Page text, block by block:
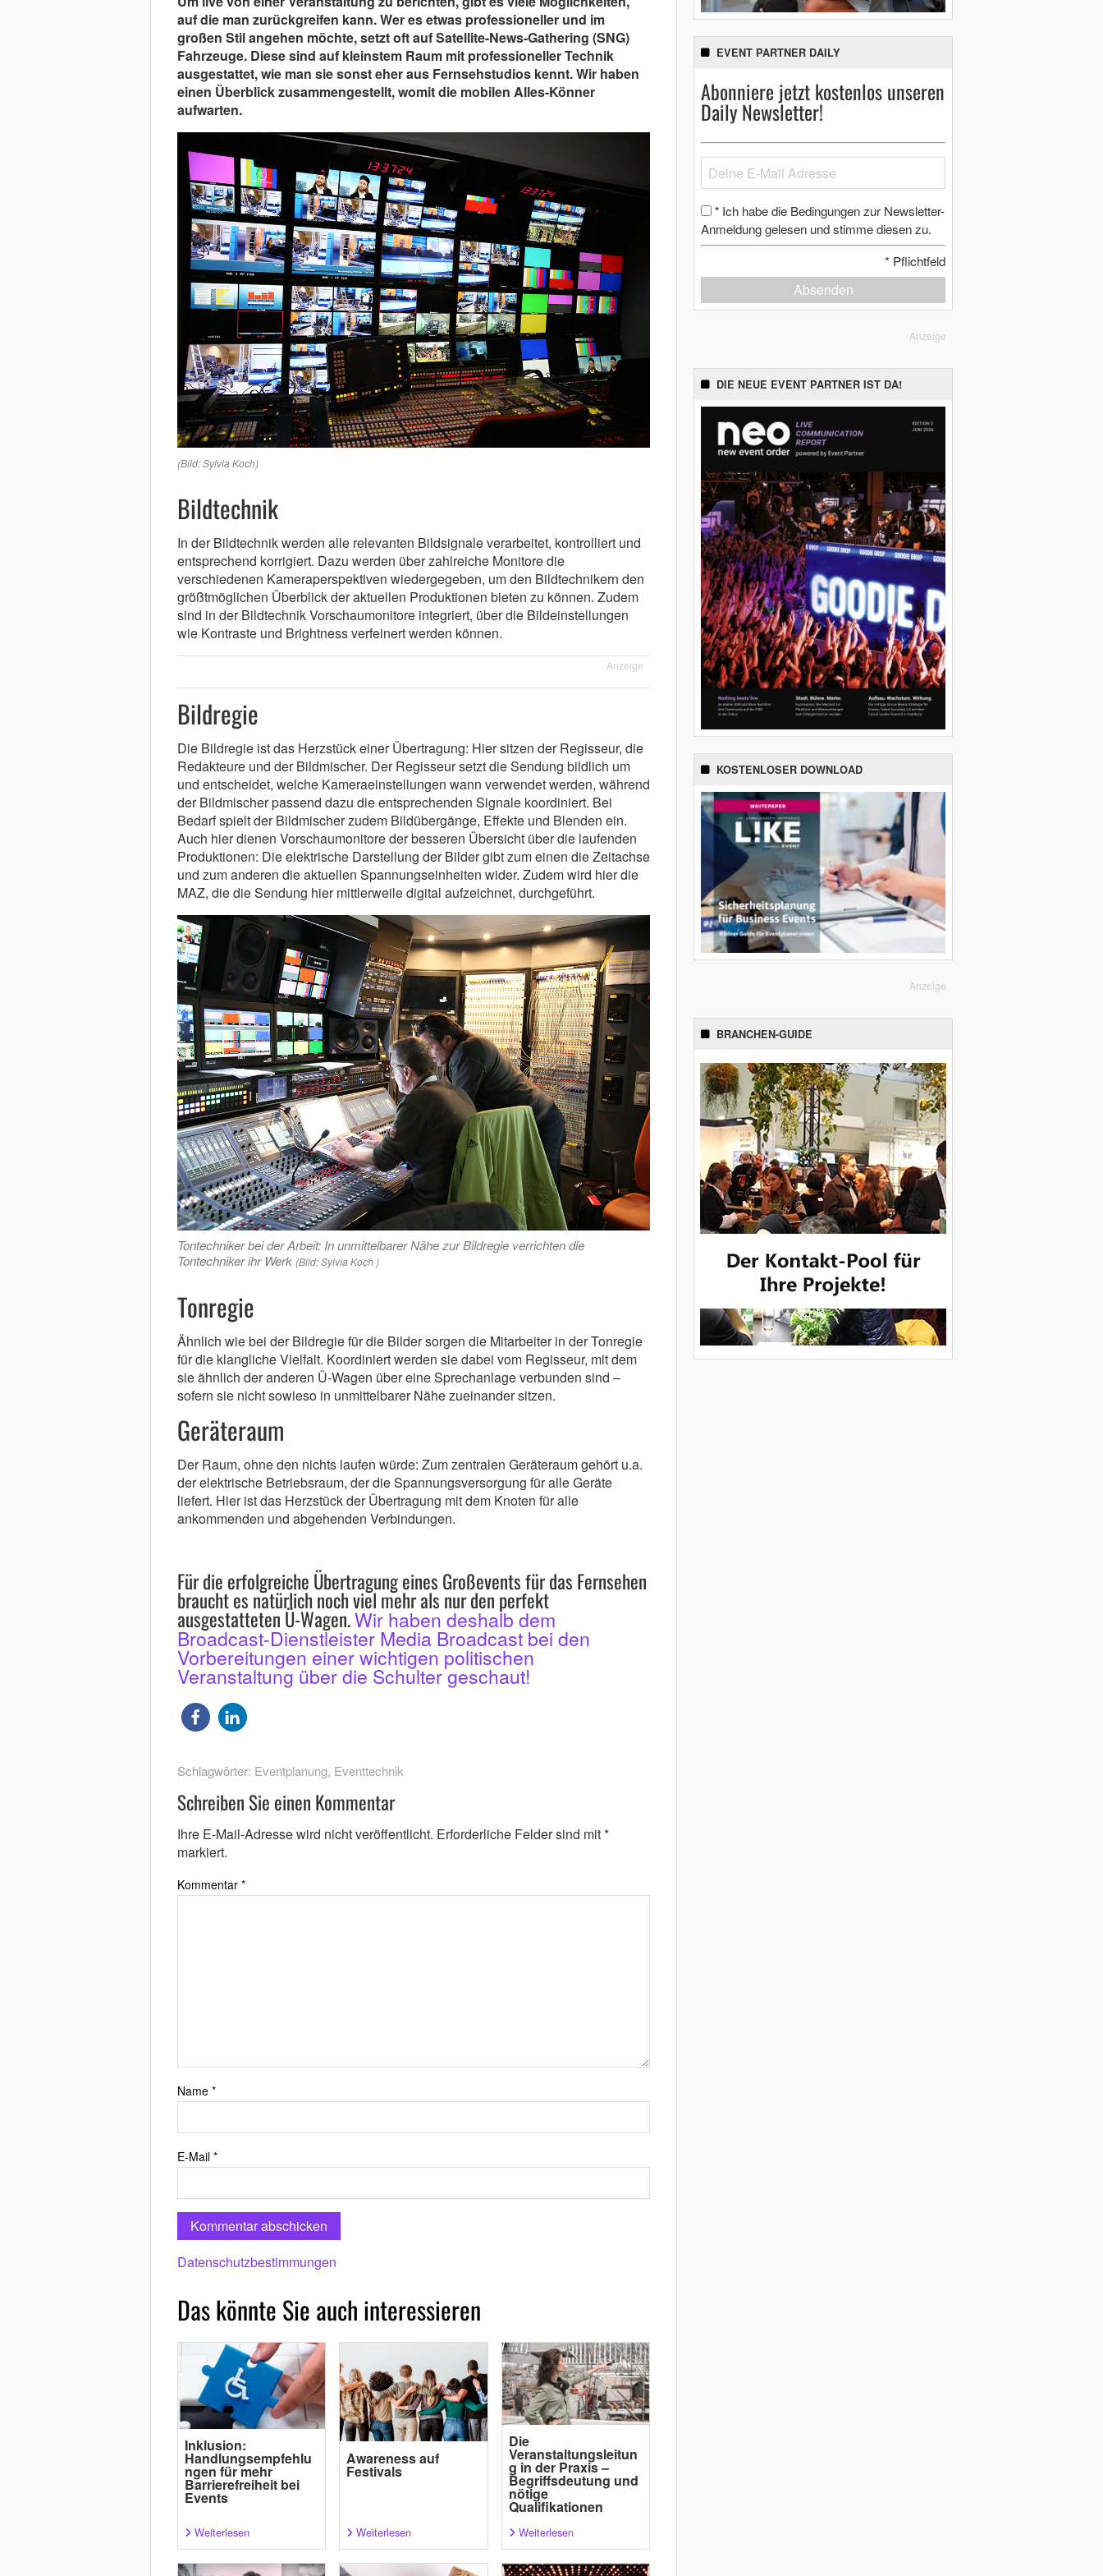
auf die man zurückgreifen kann. Wer es etwas professioneller und im
großen Stil angehen möchte, setzt oft auf Satellite-News-Gathering (SNG)
Fahrzeuge. Diese sind auf kleinstem Raum mit professioneller Technik
ausgestattet, wie man sie sonst eher aus Fernsehstudios kennt. Wir haben
einen Überblick zusammengestellt, womit die mobilen Alles-Könner
aufwarten.
(Bild: Sylvia Koch)
Bildtechnik
In der Bildtechnik werden alle relevanten Bildsignale verarbeitet, kontrolliert und
entsprechend korrigiert. Dazu werden über zahlreiche Monitore die
verschiedenen Kameraperspektiven wiedergegeben, um den Bildtechnikern den
größtmöglichen Überblick der aktuellen Produktionen bieten zu können. Zudem
sind in der Bildtechnik Vorschaumonitore integriert, über die Bildeinstellungen
wie Kontraste und Brightness verfeinert werden können.
Anzeige
Bildregie
Die Bildregie ist das Herzstück einer Übertragung: Hier sitzen der Regisseur, die
Redakteure und der Bildmischer. Der Regisseur setzt die Sendung bildlich um
und entscheidet, welche Kameraeinstellungen wann verwendet werden, während
der Bildmischer passend dazu die entsprechenden Signale koordiniert. Bei
Bedarf spielt der Bildmischer zudem Bildübergänge, Effekte und Blenden ein.
Auch hier dienen Vorschaumonitore der besseren Übersicht über die laufenden
Produktionen: Die elektrische Darstellung der Bilder gibt zum einen die Zeitachse
und zum anderen die aktuellen Spannungseinheiten wider. Zudem wird hier die
MAZ, die die Sendung hier mittlerweile digital aufzeichnet, durchgeführt.
Tontechniker bei der Arbeit: In unmittelbarer Nähe zur Bildregie verrichten die
Tontechniker ihr Werk (Bild: Sylvia Koch )
Tonregie
Ähnlich wie bei der Bildregie für die Bilder sorgen die Mitarbeiter in der Tonregie
für die klangliche Vielfalt. Koordiniert werden sie dabei vom Regisseur, mit dem
sie ähnlich der anderen Ü-Wagen über eine Sprechanlage verbunden sind –
sofern sie nicht sowieso in unmittelbarer Nähe zueinander sitzen.
Geräteraum
Der Raum, ohne den nichts laufen würde: Zum zentralen Geräteraum gehört u.a.
der elektrische Betriebsraum, der die Spannungsversorgung für alle Geräte
liefert. Hier ist das Herzstück der Übertragung mit dem Knoten für alle
ankommenden und abgehenden Verbindungen.
Für die erfolgreiche Übertragung eines Großevents für das Fernsehen
braucht es natürlich noch viel mehr als nur den perfekt
ausgestatteten Ü-Wagen.Wir haben deshalb dem
Broadcast-Dienstleister Media Broadcast bei den
Vorbereitungen einer wichtigen politischen
Veranstaltung über die Schulter geschaut!
Schlagwörter: Eventplanung, Eventtechnik
Schreiben Sie einen Kommentar
Ihre E-Mail-Adresse wird nicht veröffentlicht. Erforderliche Felder sind mit*
markiert.
Kommentar *
Name *
E-Mail *
Datenschutzbestimmungen
Das könnte Sie auch interessieren
Inklusion:
Handlungsempfehlu
ngen für mehr
Barrierefreiheit bei
Events
Weiterlesen
Awareness auf
Festivals
Weiterlesen
Die
Veranstaltungsleitun
g in der Praxis –
Begriffsdeutung und
nötige
Qualifikationen
Weiterlesen
EVENT PARTNER DAILY
Abonniere jetzt kostenlos unseren
Daily Newsletter!
* Ich habe die Bedingungen zur Newsletter-
Anmeldung gelesen und stimme diesen zu.
* Pflichtfeld
Absenden
Anzeige
DIE NEUE EVENT PARTNER IST DA!
KOSTENLOSER DOWNLOAD
Anzeige
BRANCHEN-GUIDE